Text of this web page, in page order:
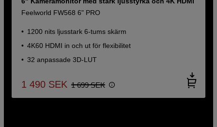
Feelworld FW568 6" PRO
1200 nits ljusstark 6-tums skärm
4K60 HDMI in och ut för flexibilitet
32 anpassade 3D-LUT
1 490 SEK 1 699 SEK